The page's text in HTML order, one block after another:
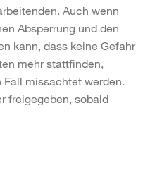
Auch wenn
Absperrung und den
kann, dass keine Gefahr
mehr stattfinden,
missachtet werden.
freigegeben, sobald